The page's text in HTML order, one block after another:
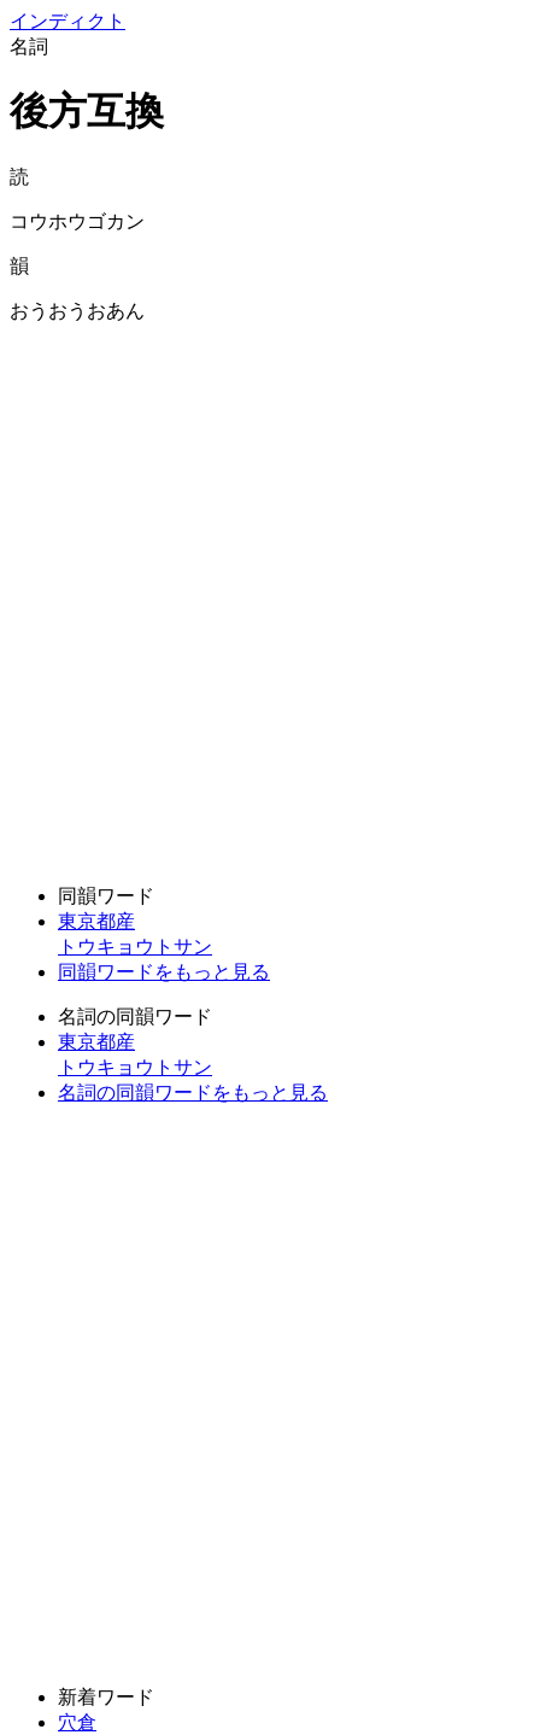
インディクト
名詞
後方互換
読
コウホウゴカン
韻
おうおうおあん
同韻ワード
東京都産
トウキョウトサン
同韻ワードをもっと見る
名詞の同韻ワード
東京都産
トウキョウトサン
名詞の同韻ワードをもっと見る
新着ワード
穴倉